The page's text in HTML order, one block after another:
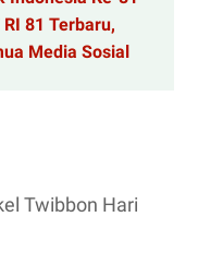
81 Terbaru,
Media Sosial
Twibbon Hari